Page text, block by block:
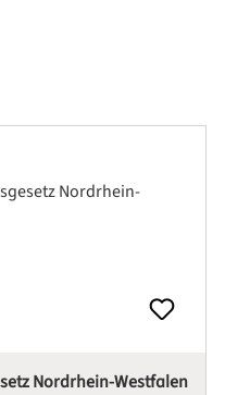
Nordrhein-Westfalen